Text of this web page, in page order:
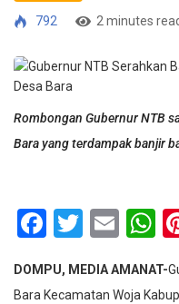
792
2 minutes
Rombongan Gubernur NTB
Bara yang terdampak banjir
Facebook
Twitter
DOMPU, MEDIA AMANAT-
Bara Kecamatan Woja